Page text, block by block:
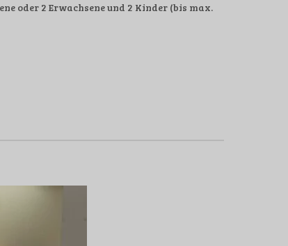
oder 2 Erwachsene und 2 Kinder (bis max.